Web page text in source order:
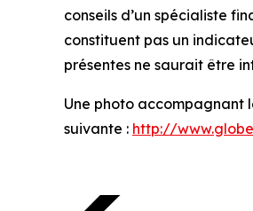
conseils d’un spécialiste
constituent pas un
présentes ne saurait être
Une photo accompagnant
suivante : http://